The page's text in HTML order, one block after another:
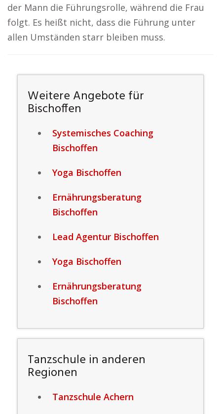
der Mann die Führungsrolle, während die Frau
folgt. Es heißt nicht, dass die Führung unter
allen Umständen starr bleiben muss.
Weitere Angebote für
Bischoffen
Systemisches Coaching
Bischoffen
Yoga Bischoffen
Ernährungsberatung
Bischoffen
Lead Agentur Bischoffen
Yoga Bischoffen
Ernährungsberatung
Bischoffen
Tanzschule in anderen
Regionen
Tanzschule Achern